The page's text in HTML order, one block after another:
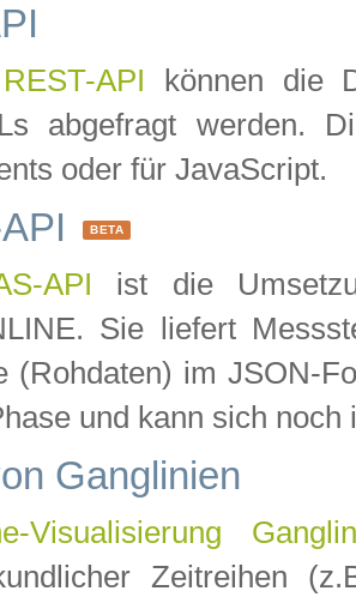
REST-API können die
abgefragt werden.
oder für JavaScript.
BETA
API ist die
Sie liefert
(Rohdaten) im JSON-
und kann sich noch
Ganglinien
Visualisierung
Zeitreihen